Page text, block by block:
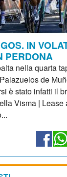
IN
PERDONA
nella quarta
de
è stato infatti il
Visma | Lease